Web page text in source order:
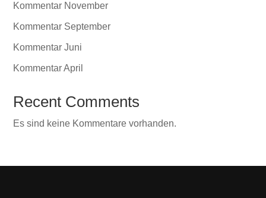
Kommentar November
Kommentar September
Kommentar Juni
Kommentar April
Recent Comments
Es sind keine Kommentare vorhanden.